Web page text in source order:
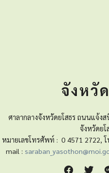
จังหวั
ศาลากลางจังหวัดยโสธร ถนนแจ้ง
จังหวัดยโ
หมายเลขโทรศัพท์ : 0 4571 2722,
mail :